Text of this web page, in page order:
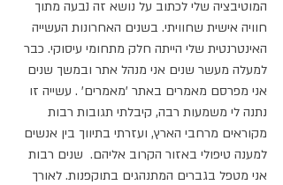
המוטיבציה שלי לכתוב על נושא זה נבעה מתוך
חוויה אישית שחוויתי. בשנים האחרונות העשייה
האינטרנטית שלי הייתה חלק מתחומי עיסוקי. כבר
למעלה מעשר שנים אני מנהל אתר ובמשך שנים
אני מפרסם מאמרים באתר 'מאמרים' . עשייה זו
נתנה לי משמעות רבה, קיבלתי תגובות רבות
מקוראים מרחבי הארץ, ועזרתי בתיווך בין אנשים
למענה טיפולי באזור הקרוב אליהם.  שנים רבות
אני מטפל בגברים המתנהגים בתוקפנות. לאורך